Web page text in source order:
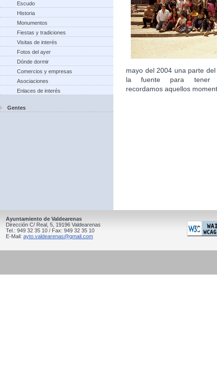
Escudo
Historia
Monumentos
Fiestas y tradiciones
Visitas de interés
Fotos del ayer
Dónde dormir
Comercios y empresas
Asociaciones
Enlaces de interés
Gentes
mayo del 2004 una parte
la fuente para tener
recordamos aquellos
Ayuntamiento de Valdearenas
Dirección C/ Real, 5, 19196 Valdearenas
Tel.: 949 32 35 10 / Fax: 949 32 35 10
E-Mail: ayto.valdearenas@gmail.com